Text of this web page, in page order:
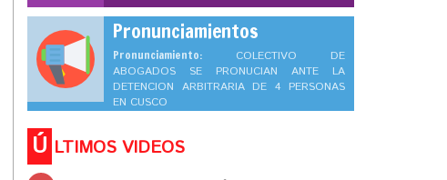
Pronunciamientos
Pronunciamiento: COLECTIVO DE
ABOGADOS SE PRONUCIAN ANTE LA
DETENCION ARBITRARIA DE 4 PERSONAS
EN CUSCO
Ú LTIMOS VIDEOS